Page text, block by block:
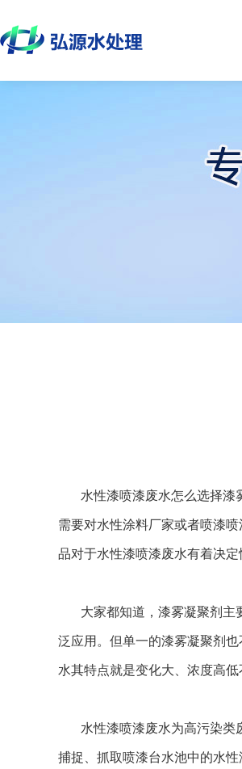
水性漆喷漆废水怎么选择漆雾
需要对水性涂料厂家或者喷漆
品对于水性漆喷漆废水有着决定
大家都知道，漆雾凝聚剂主要
泛应用。但单一的漆雾凝聚剂
水其特点就是变化大、浓度高
水性漆喷漆废水为高污染类废
捕捉、抓取喷漆台水池中的水